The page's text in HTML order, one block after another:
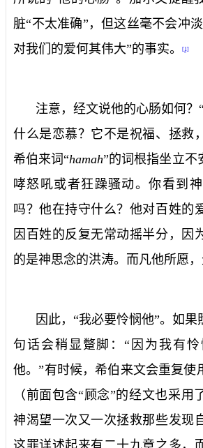
脏“不太准确”，但这丝毫不会冲
对我们的爱何其伟大”的事实。
[1]
注意，经文说他的心肠如何？
什么是恋慕？它不是祝福、拯救
希伯来词“hamah”的词根指坐立不
哮怒吼或者狂躁骚动。你看到
吗？他在持守什么？他对百姓的
因百姓的反复无常动摇半分，因
的是神思念的洪涛。而凡他所愿，
因此，“我必要怜悯他”。如
句话会稍显蹩脚：“因为我有
他。”有时候，希伯来文会重复使
（前面包含“顾念”的经文也采用
神渴望一次又一次拯救那些发现
这罪详述起来有二十九章之多，